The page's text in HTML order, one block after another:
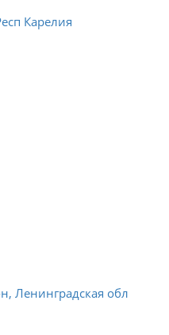
Карелия
Ленинградская обл